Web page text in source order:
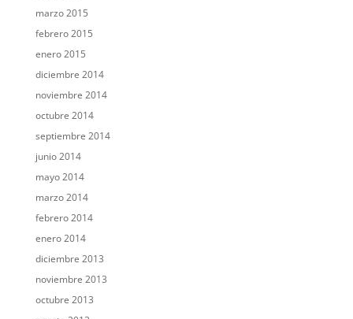
marzo 2015
febrero 2015
enero 2015
diciembre 2014
noviembre 2014
octubre 2014
septiembre 2014
junio 2014
mayo 2014
marzo 2014
febrero 2014
enero 2014
diciembre 2013
noviembre 2013
octubre 2013